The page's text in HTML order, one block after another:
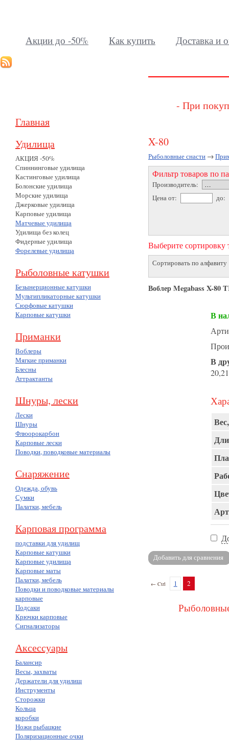
Акции до -50% Как купить Доставка и
Главная
Удилища
АКЦИЯ -50%
Спиннинговые удилища
Кастинговые удилища
Болонские удилища
Морские удилища
Джерковые удилища
Карповые удилища
Матчевые удилища
Удилища без колец
Фидерные удилища
Форелевые удилища
Рыболовные катушки
Безынерционные катушки
Мультипликаторные катушки
Сюрфовые катушки
Карповые катушки
Приманки
Воблеры
Мягкие приманки
Блесны
Аттрактанты
Шнуры, лески
Лески
Шнуры
Флюорокарбон
Карповые лески
Поводки, поводковые материалы
Снаряжение
Одежда, обувь
Сумки
Палатки, мебель
Карповая программа
подставки для удилищ
Карповые катушки
Карповые удилища
Карповые маты
Палатки, мебель
Поводки и поводковые материалы
карповые
Подсаки
Крючки карповые
Сигнализаторы
Аксессуары
Балансир
Весы, захваты
Держатели для удилищ
Инструменты
Сторожки
Кольца
коробки
Ножи рыбацкие
Поляризационные очки
- При
X-80
Рыболовные снасти →
Фильтр товаров по
Производитель:
Цена от:
до:
Выберите сортировку
Сортировать по алфавиту
Воблер Megabass X-
В
В
← Ctrl 1 2